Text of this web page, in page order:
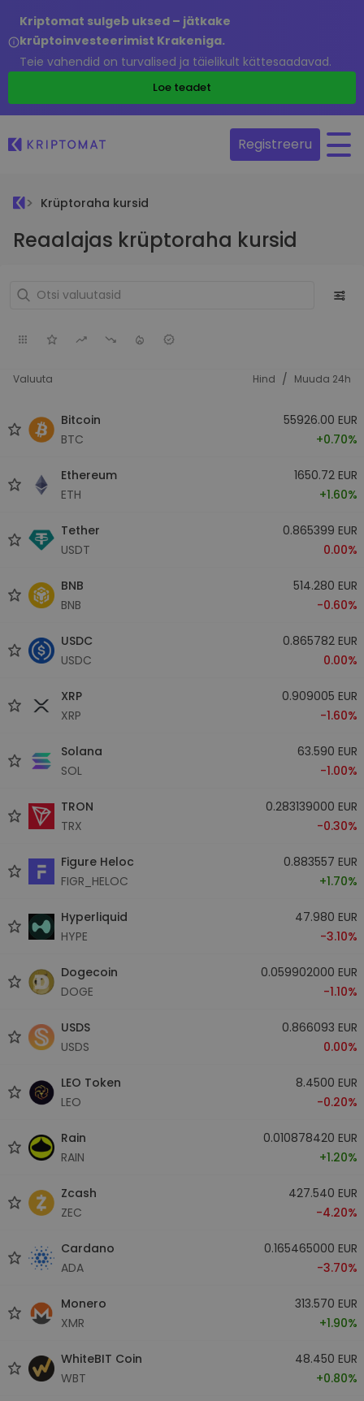
Kriptomat sulgeb uksed – jätkake
krüptoinvesteerimist Krakeniga.
Teie vahendid on turvalised ja täielikult kättesaadavad.
Loe teadet
Registreeru
Krüptoraha kursid
Reaalajas krüptoraha kursid
Valuuta Hind / Muuda 24h
Bitcoin
BTC
55926.00 EUR
+0.70%
Ethereum
ETH
1650.72 EUR
+1.60%
Tether
USDT
0.865399 EUR
0.00%
BNB
BNB
514.280 EUR
-0.60%
USDC
USDC
0.865782 EUR
0.00%
XRP
XRP
0.909005 EUR
-1.60%
Solana
SOL
63.590 EUR
-1.00%
TRON
TRX
0.283139000 EUR
-0.30%
Figure Heloc
FIGR_HELOC
0.883557 EUR
+1.70%
Hyperliquid
HYPE
47.980 EUR
-3.10%
Dogecoin
DOGE
0.059902000 EUR
-1.10%
USDS
USDS
0.866093 EUR
0.00%
LEO Token
LEO
8.4500 EUR
-0.20%
Rain
RAIN
0.010878420 EUR
+1.20%
Zcash
ZEC
427.540 EUR
-4.20%
Cardano
ADA
0.165465000 EUR
-3.70%
Monero
XMR
313.570 EUR
+1.90%
WhiteBIT Coin
WBT
48.450 EUR
+0.80%